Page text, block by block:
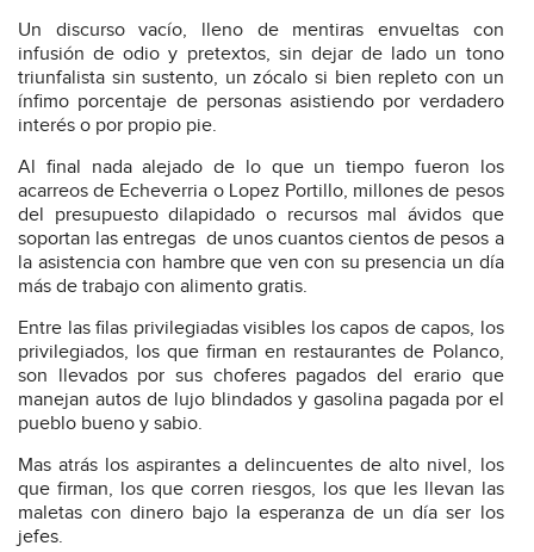
Un discurso vacío, lleno de mentiras envueltas con
infusión de odio y pretextos, sin dejar de lado un tono
triunfalista sin sustento, un zócalo si bien repleto con un
ínfimo porcentaje de personas asistiendo por verdadero
interés o por propio pie.
Al final nada alejado de lo que un tiempo fueron los
acarreos de Echeverria o Lopez Portillo, millones de pesos
del presupuesto dilapidado o recursos mal ávidos que
soportan las entregas de unos cuantos cientos de pesos a
la asistencia con hambre que ven con su presencia un día
más de trabajo con alimento gratis.
Entre las filas privilegiadas visibles los capos de capos, los
privilegiados, los que firman en restaurantes de Polanco,
son llevados por sus choferes pagados del erario que
manejan autos de lujo blindados y gasolina pagada por el
pueblo bueno y sabio.
Mas atrás los aspirantes a delincuentes de alto nivel, los
que firman, los que corren riesgos, los que les llevan las
maletas con dinero bajo la esperanza de un día ser los
jefes.